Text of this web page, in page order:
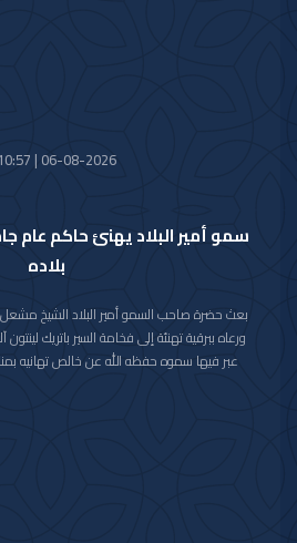
06-08-2026 | 10:57 ص
سمو أمير البلاد يهنئ حاكم عام
بلاده
بعث حضرة صاحب السمو أمير البلاد الشيخ مشعل
ورعاه ببرقية تهنئة إلى فخامة السير باتريك
عبر فيها سموه حفظه الله عن خالص تهانيه